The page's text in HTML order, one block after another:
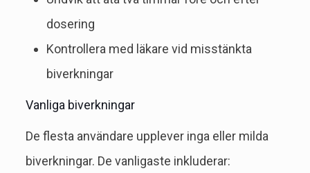
dosering
Kontrollera med läkare vid misstänkta
biverkningar
Vanliga biverkningar
De flesta användare upplever inga eller milda
biverkningar. De vanligaste inkluderar: